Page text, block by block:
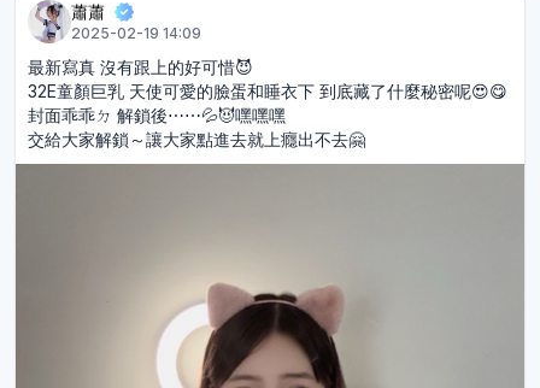
蕭蕭
2025-02-19 14:09
最新寫真 沒有跟上的好可惜😈
32E童顏巨乳 天使可愛的臉蛋和睡衣下 到底藏了什麼秘密呢😍😋
封面乖乖ㄉ 解鎖後⋯⋯💦😈嘿嘿嘿
交給大家解鎖～讓大家點進去就上癮出不去🤗